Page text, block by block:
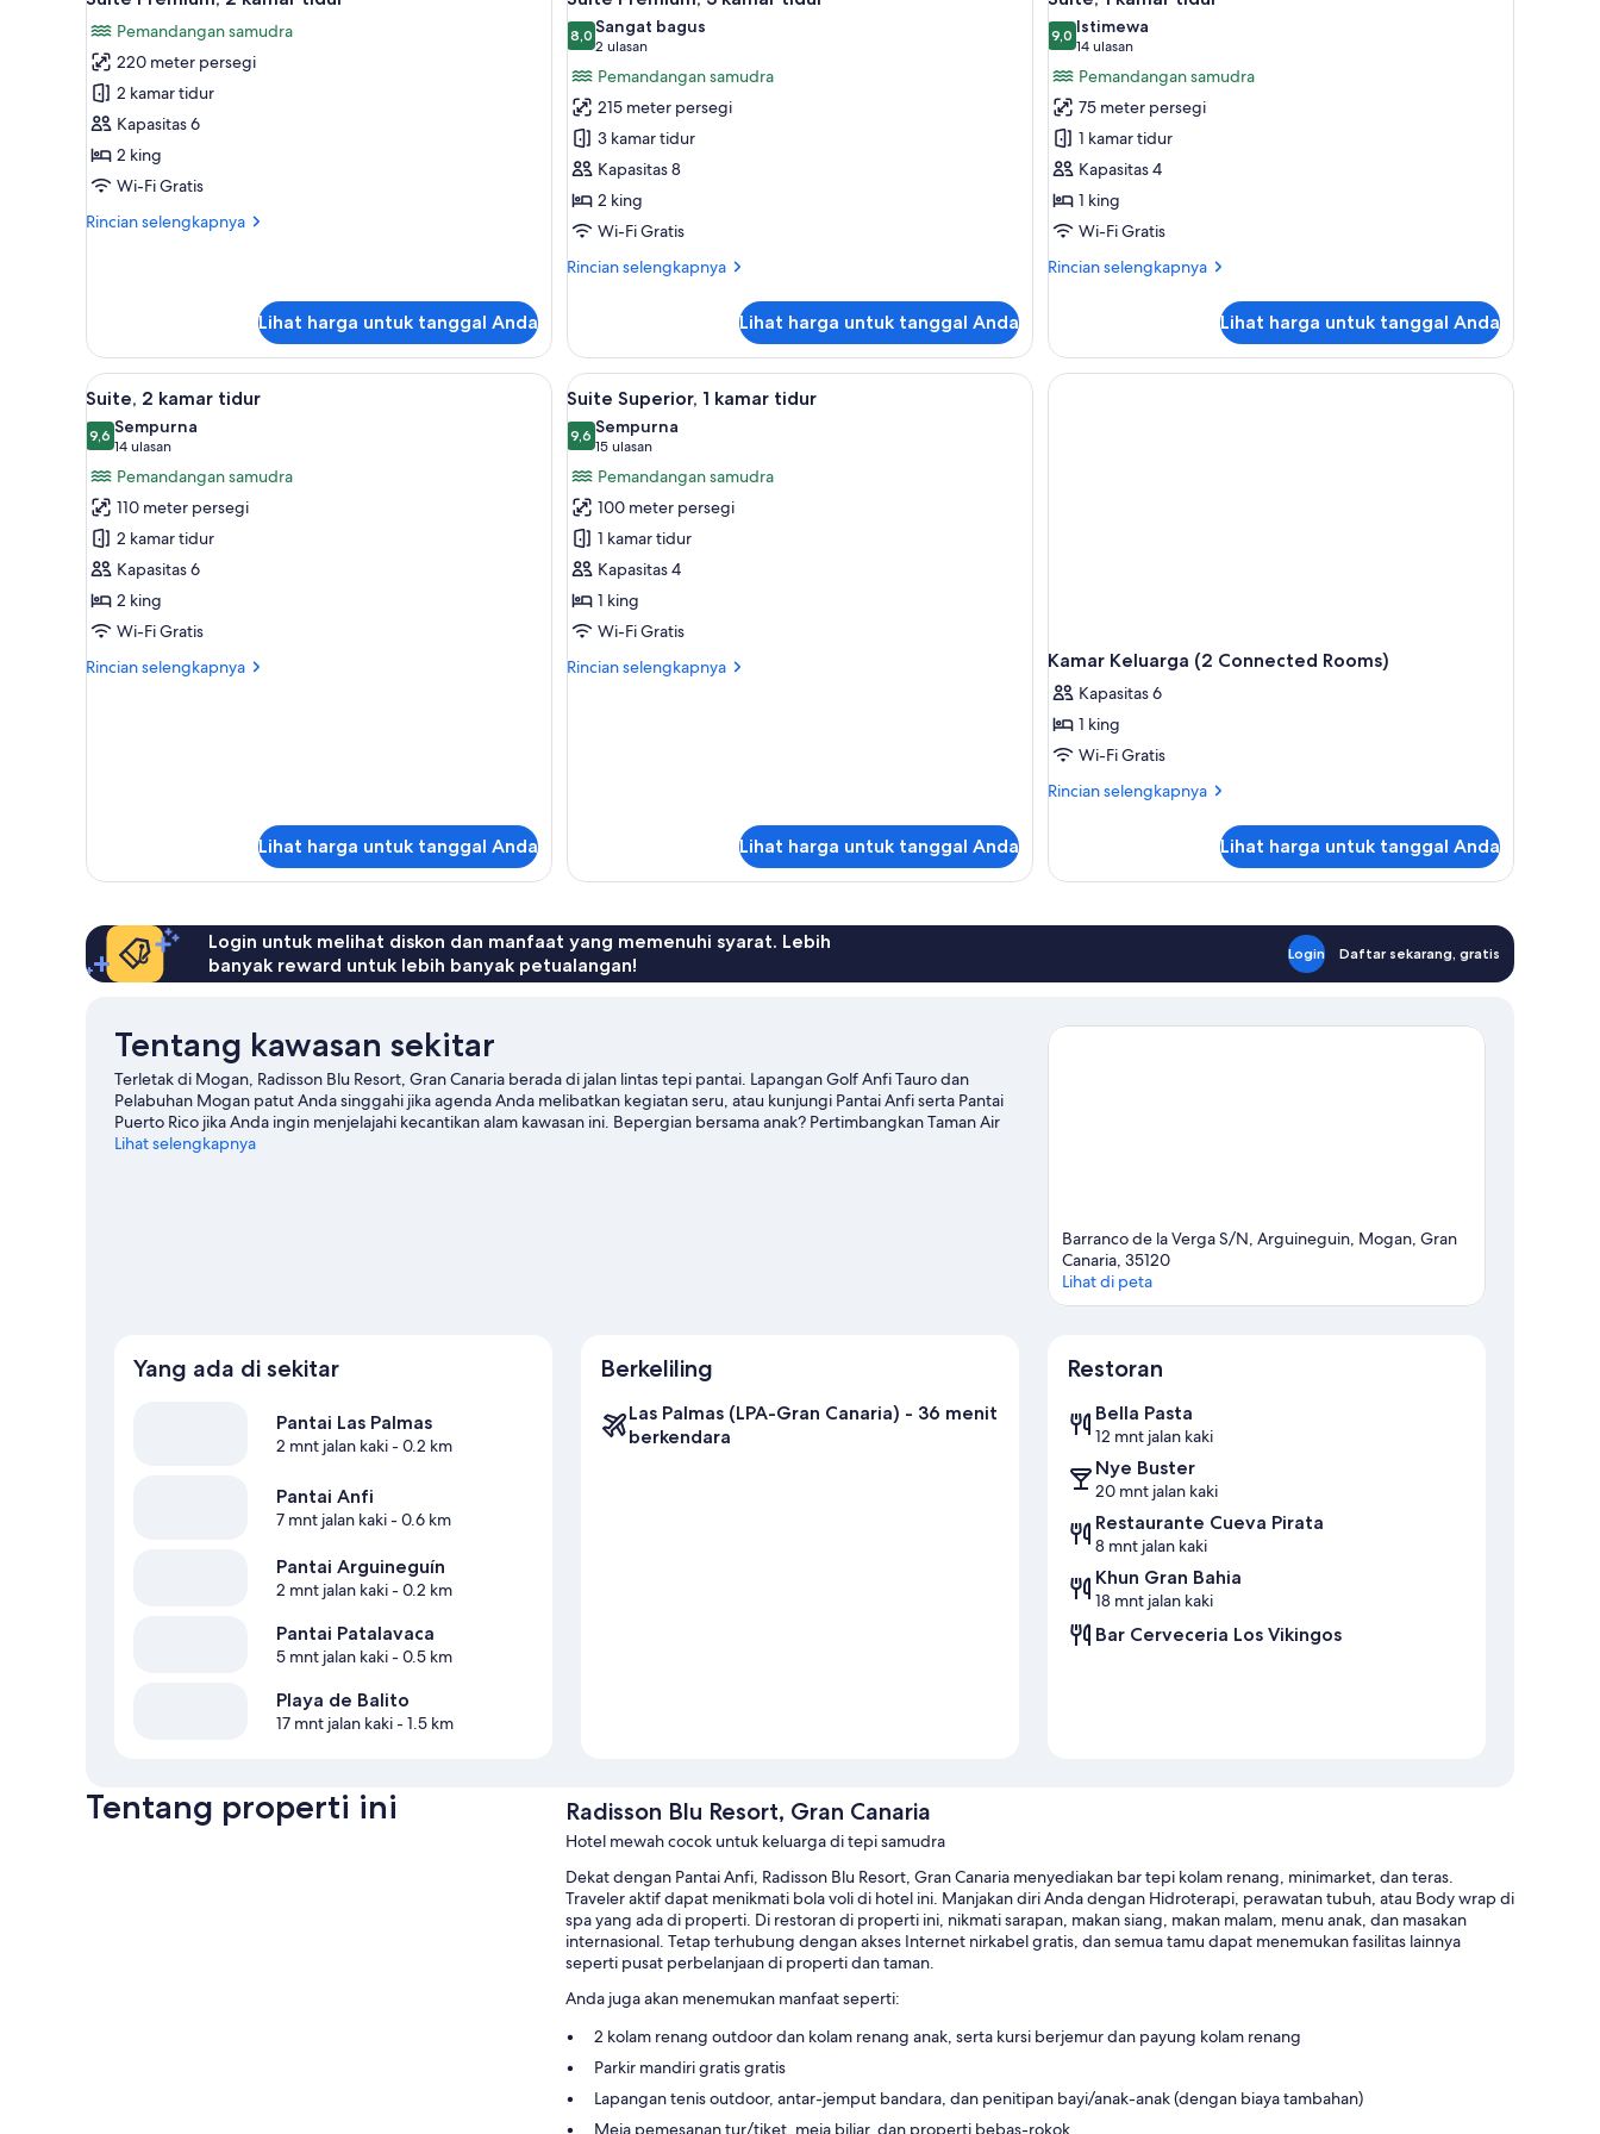
kebun
semua
foto
untuk
Suite
Premium,
2
kamar
Pemandangan samudra
220 meter persegi
2 kamar tidur
Kapasitas 6
2 king
Wi-Fi Gratis
Rincian selengkapnya
Rincian
2
kamar
tidur
Lihat harga untuk tanggal Anda
semua
foto
untuk
Suite
Premium,
3
kamar
tidur
8,08,0 dari 10
Sangat bagus
2 ulasan
(2
ulasan)
Pemandangan samudra
215 meter persegi
3 kamar tidur
Kapasitas 8
2 king
Wi-Fi Gratis
Rincian selengkapnya
Rincian
Suite
Premium,
3
kamar
tidur
Lihat harga untuk tanggal Anda
semua
foto
untuk
Suite,
1
kamar
tidur
9,09,0 dari 10
Istimewa
14 ulasan
(14
ulasan)
Pemandangan samudra
75 meter persegi
1 kamar tidur
Kapasitas 4
1 king
Wi-Fi Gratis
Rincian selengkapnya
Rincian
Suite,
kamar
Lihat harga untuk tanggal Anda
Lihat
semua
foto
untuk
Suite,
2
kamar
tidur
Suite, 2 kamar tidur | Seprai premium, minibar, brankas, dan meja kerja
11
Suite, 2 kamar tidur
9,69,6 dari 10
Sempurna
14 ulasan
(14
ulasan)
Pemandangan samudra
110 meter persegi
2 kamar tidur
Kapasitas 6
2 king
Wi-Fi Gratis
Rincian selengkapnya
Rincian
Lihat harga untuk tanggal Anda
Lihat
semua
foto
untuk
Suite
Superior,
kamar
tidur
14
Suite Superior, 1 kamar tidur
9,69,6 dari 10
Sempurna
15 ulasan
(15
ulasan)
Pemandangan samudra
100 meter persegi
1 kamar tidur
Kapasitas 4
1 king
Wi-Fi Gratis
Rincian selengkapnya
Rincian
Lihat harga untuk tanggal Anda
Kamar Keluarga (2 Connected Rooms)
Kapasitas 6
1 king
Wi-Fi Gratis
Rincian selengkapnya
Rincian
Kamar
Lihat harga untuk tanggal Anda
Login untuk melihat diskon dan manfaat yang memenuhi syarat. Lebih
banyak reward untuk lebih banyak petualangan!
Login Daftar sekarang, gratis
Tentang kawasan sekitar
Terletak di Mogan, Radisson Blu Resort, Gran Canaria berada di jalan lintas tepi pantai. Lapangan Golf Anfi Tauro dan
Pelabuhan Mogan patut Anda singgahi jika agenda Anda melibatkan kegiatan seru, atau kunjungi Pantai Anfi serta Pantai
Puerto Rico jika Anda ingin menjelajahi kecantikan alam kawasan ini. Bepergian bersama anak? Pertimbangkan Taman Air
Lago Taurito dan Angry Birds Activity Park. Jelajahi petualangan air di area ini dengan Berkayak dan menyelam yang
Lihat selengkapnya
Barranco de la Verga S/N, Arguineguin, Mogan, Gran
Canaria, 35120
Lihat di peta
Yang ada di sekitar
Pantai Las Palmas
2 mnt jalan kaki- 0.2 km
Pantai Anfi
7 mnt jalan kaki- 0.6 km
Pantai Arguineguín
2 mnt jalan kaki- 0.2 km
Pantai Patalavaca
5 mnt jalan kaki- 0.5 km
Playa de Balito
17 mnt jalan kaki- 1.5 km
Berkeliling
Las Palmas (LPA-Gran Canaria) - 36 menit
berkendara
Restoran
Bella Pasta
12 mnt jalan kaki
Nye Buster
20 mnt jalan kaki
Restaurante Cueva Pirata
8 mnt jalan kaki
Khun Gran Bahia
18 mnt jalan kaki
Bar Cerveceria Los Vikingos
Tentang properti ini Radisson Blu Resort, Gran Canaria
Hotel mewah cocok untuk keluarga di tepi samudra
Dekat dengan Pantai Anfi, Radisson Blu Resort, Gran Canaria menyediakan bar tepi kolam renang, minimarket, dan teras.
Traveler aktif dapat menikmati bola voli di hotel ini. Manjakan diri Anda dengan Hidroterapi, perawatan tubuh, atau Body wrap di
spa yang ada di properti. Di restoran di properti ini, nikmati sarapan, makan siang, makan malam, menu anak, dan masakan
internasional. Tetap terhubung dengan akses Internet nirkabel gratis, dan semua tamu dapat menemukan fasilitas lainnya
seperti pusat perbelanjaan di properti dan taman.
Anda juga akan menemukan manfaat seperti:
2 kolam renang outdoor dan kolam renang anak, serta kursi berjemur dan payung kolam renang
Parkir mandiri gratis gratis
Lapangan tenis outdoor, antar-jemput bandara, dan penitipan bayi/anak-anak (dengan biaya tambahan)
Meja pemesanan tur/tiket, meja biliar, dan properti bebas-rokok